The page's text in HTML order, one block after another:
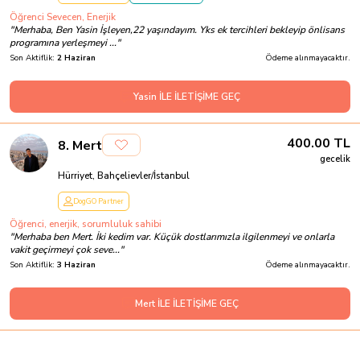
Öğrenci Sevecen, Enerjik
"Merhaba, Ben Yasin İşleyen,22 yaşındayım. Yks ek tercihleri bekleyip önlisans
programına yerleşmeyi ..."
Son Aktiflik: 2 Haziran Ödeme alınmayacaktır.
Yasin İLE İLETİŞİME GEÇ
8. Mert 400.00 TL
gecelik
Hürriyet, Bahçelievler/İstanbul
DogGO Partner
Öğrenci, enerjik, sorumluluk sahibi
"Merhaba ben Mert. İki kedim var. Küçük dostlarımızla ilgilenmeyi ve onlarla
vakit geçirmeyi çok seve..."
Son Aktiflik: 3 Haziran Ödeme alınmayacaktır.
Mert İLE İLETİŞİME GEÇ